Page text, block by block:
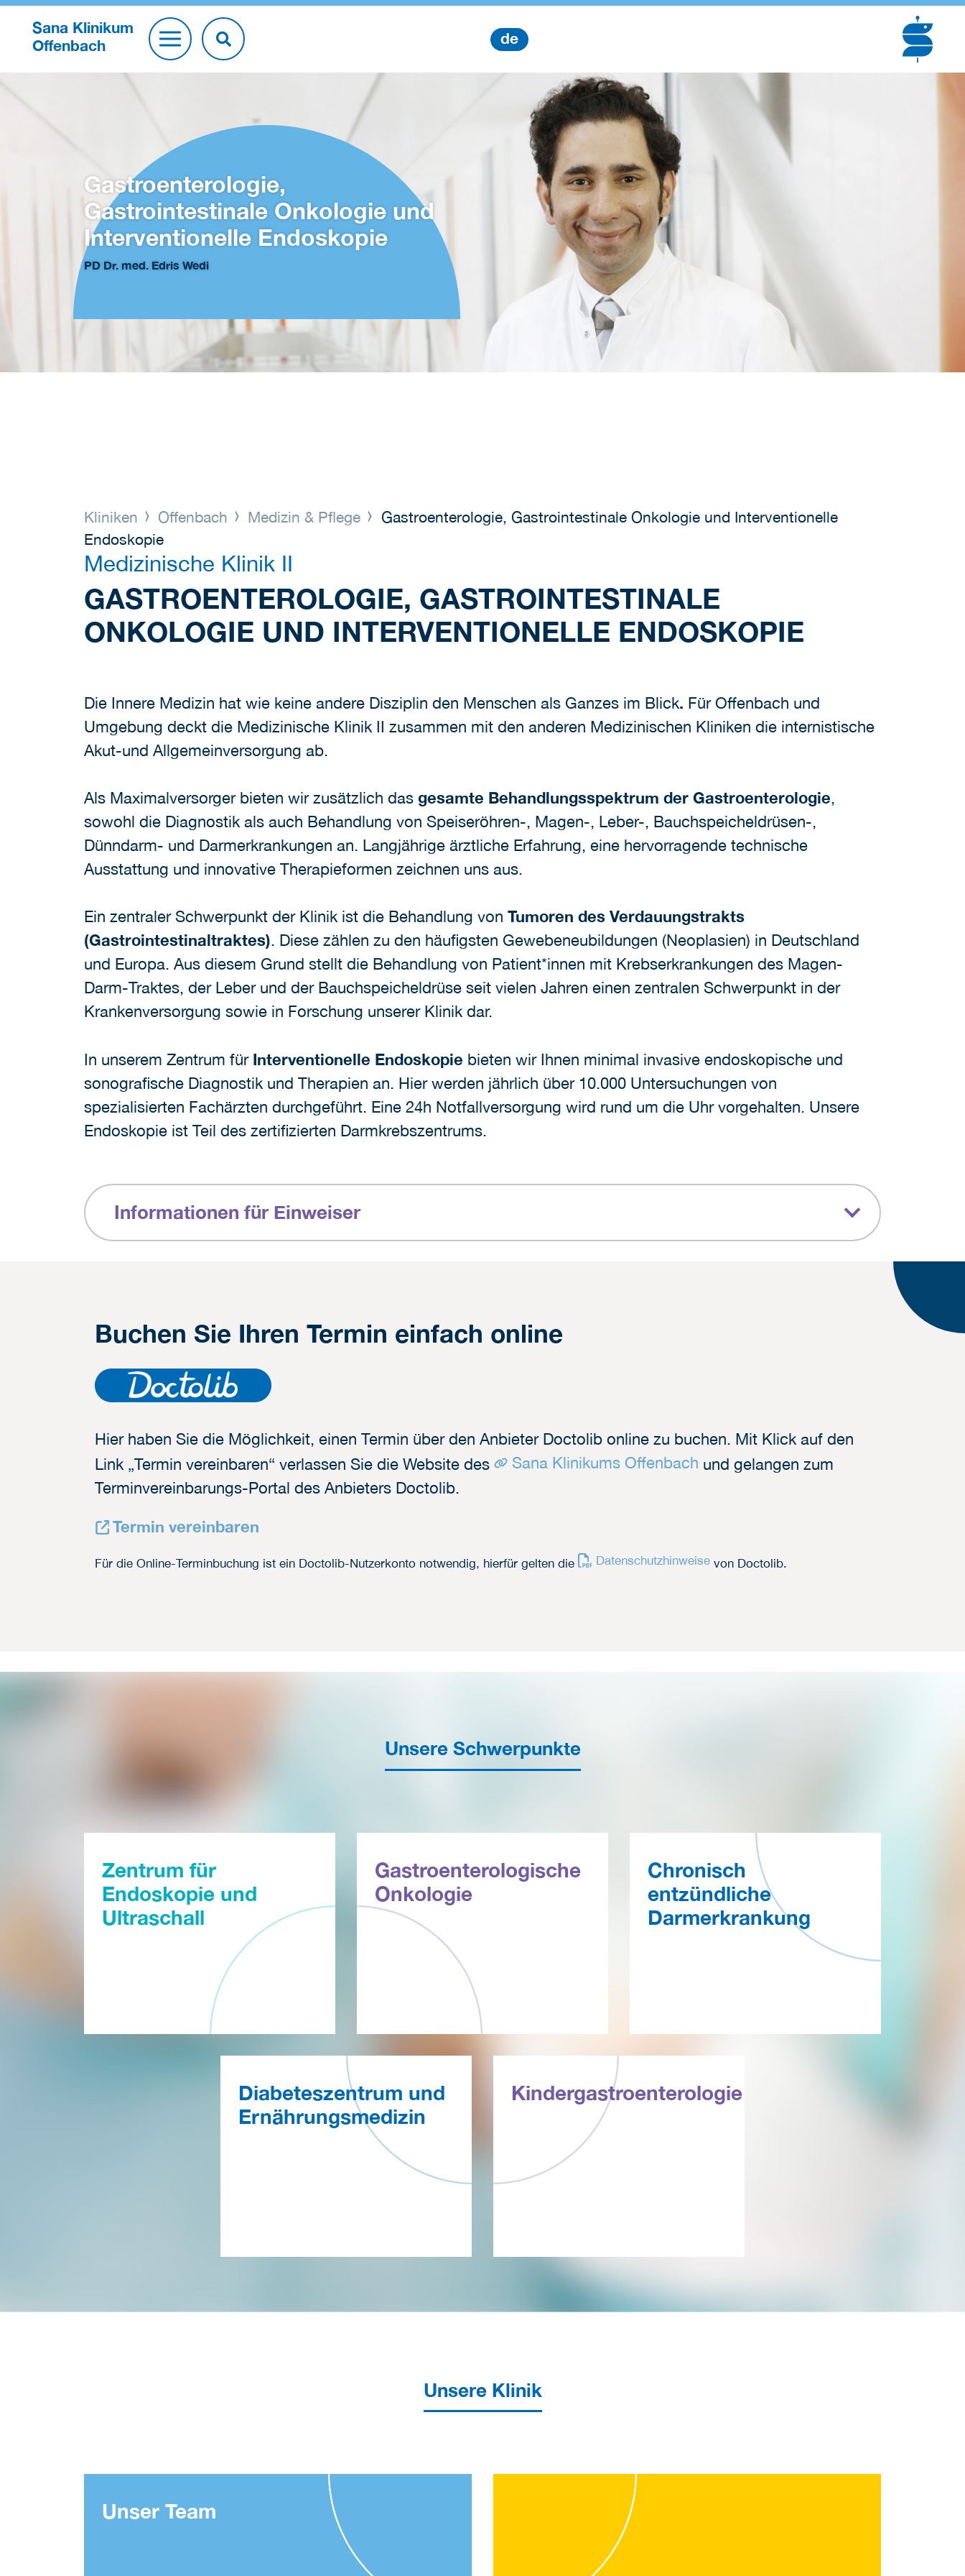
Sana Klinikum
Offenbach
de
Gastroenterologie,
Gastrointestinale Onkologie und
Interventionelle Endoskopie
PD Dr. med. Edris Wedi
Kliniken Offenbach Medizin & Pflege
Gastroenterologie, Gastrointestinale Onkologie und Interventionelle
Endoskopie
Medizinische Klinik II
GASTROENTEROLOGIE, GASTROINTESTINALE
ONKOLOGIE UND INTERVENTIONELLE ENDOSKOPIE
Die Innere Medizin hat wie keine andere Disziplin den Menschen als Ganzes im Blick. Für Offenbach und
Umgebung deckt die Medizinische Klinik II zusammen mit den anderen Medizinischen Kliniken die internistische
Akut-und Allgemeinversorgung ab.
Als Maximalversorger bieten wir zusätzlich das gesamte Behandlungsspektrum der Gastroenterologie,
sowohl die Diagnostik als auch Behandlung von Speiseröhren-, Magen-, Leber-, Bauchspeicheldrüsen-,
Dünndarm- und Darmerkrankungen an. Langjährige ärztliche Erfahrung, eine hervorragende technische
Ausstattung und innovative Therapieformen zeichnen uns aus.
Ein zentraler Schwerpunkt der Klinik ist die Behandlung von Tumoren des Verdauungstrakts
(Gastrointestinaltraktes). Diese zählen zu den häufigsten Gewebeneubildungen (Neoplasien) in Deutschland
und Europa. Aus diesem Grund stellt die Behandlung von Patient*innen mit Krebserkrankungen des Magen-
Darm-Traktes, der Leber und der Bauchspeicheldrüse seit vielen Jahren einen zentralen Schwerpunkt in der
Krankenversorgung sowie in Forschung unserer Klinik dar.
In unserem Zentrum für Interventionelle Endoskopie bieten wir Ihnen minimal invasive endoskopische und
sonografische Diagnostik und Therapien an. Hier werden jährlich über 10.000 Untersuchungen von
spezialisierten Fachärzten durchgeführt. Eine 24h Notfallversorgung wird rund um die Uhr vorgehalten. Unsere
Endoskopie ist Teil des zertifizierten Darmkrebszentrums.
Informationen für Einweiser
Buchen Sie Ihren Termin einfach online
Hier haben Sie die Möglichkeit, einen Termin über den Anbieter Doctolib online zu buchen. Mit Klick auf den
Link „Termin vereinbaren“ verlassen Sie die Website des
Sana Klinikums Offenbach und gelangen zum
Terminvereinbarungs-Portal des Anbieters Doctolib.
Termin vereinbaren
Für die Online-Terminbuchung ist ein Doctolib-Nutzerkonto notwendig, hierfür gelten die Datenschutzhinweise von Doctolib.
Unsere Schwerpunkte
Zentrum für
Endoskopie und
Ultraschall
Gastroenterologische
Onkologie
Chronisch
entzündliche
Darmerkrankung
Diabeteszentrum und
Ernährungsmedizin
Kindergastroenterologie
Unsere Klinik
Unser Team